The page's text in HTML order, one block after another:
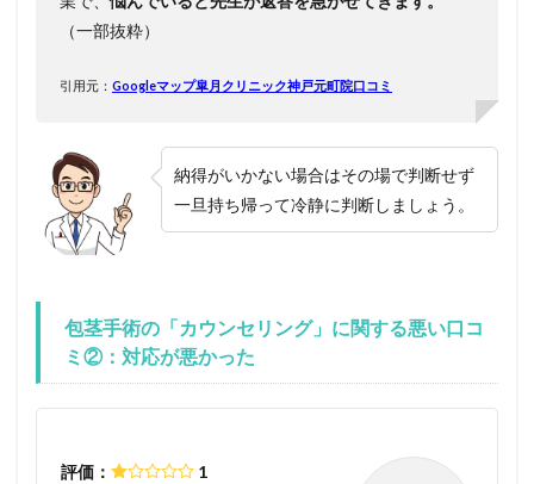
（一部抜粋）
引用元： Googleマップ皐月クリニック神戸元町院口コミ
納得がいかない場合はその場で判断せず
一旦持ち帰って冷静に判断しましょう。
包茎手術の「カウンセリング」に関する悪い口コ
ミ②：対応が悪かった
評価： 1